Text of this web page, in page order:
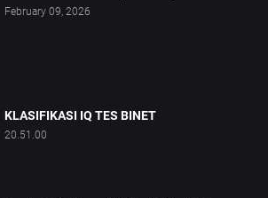
February 09, 2026
KLASIFIKASI IQ TES BINET
20.51.00